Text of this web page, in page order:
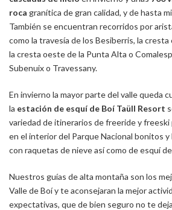
roca granítica de gran calidad, y de hasta
También se encuentran recorridos por
como la travesía de los Besiberris, la
la cresta oeste de la Punta Alta o
Subenuix o Travessany.
En invierno la mayor parte del valle queda
la estación de esquí de Boí Taüll Resort
variedad de itinerarios de freeride y freeski
en el interior del Parque Nacional bonitos
con raquetas de nieve así como de esquí
Nuestros guías de alta montaña son los
Valle de Boí y te aconsejaran la mejor
expectativas, que de bien seguro no te